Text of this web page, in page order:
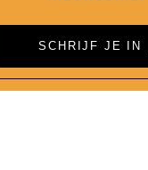
SCHRIJF JE IN